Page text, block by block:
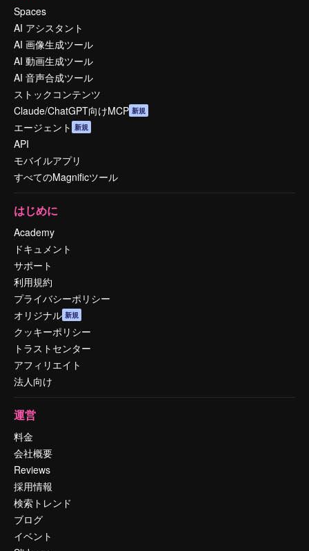
Spaces
AI アシスタント
AI 画像生成ツール
AI 動画生成ツール
AI 音声合成ツール
ストックコンテンツ
Claude/ChatGPT向けMCP 新規
エージェント 新規
API
モバイルアプリ
すべてのMagnificツール
はじめに
Academy
ドキュメント
サポート
利用規約
プライバシーポリシー
オリジナル 新規
クッキーポリシー
トラストセンター
アフィリエイト
法人向け
運営
料金
会社概要
Reviews
採用情報
検索トレンド
ブログ
イベント